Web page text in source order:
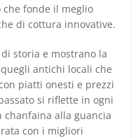
fonde il meglio
di cottura innovative.
storia e mostrano la
antichi locali che
piatti onesti e prezzi
si riflette in ogni
chanfaina alla guancia
con i migliori